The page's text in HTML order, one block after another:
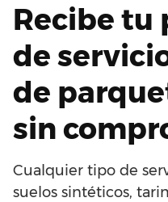
Recibe tu
de
de
sin
Cualquier tipo de
suelos sintéticos,